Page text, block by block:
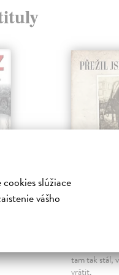
slúžiace
vášho
Přežil
tam tak stál,
vrátit.